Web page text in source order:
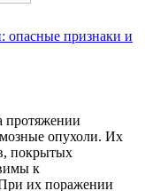
опасные признаки и
протяжении
опухоли. Их
покрытых
к
их поражении